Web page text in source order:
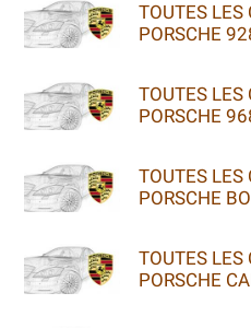
TOUTES LES
PORSCHE
TOUTES LES
PORSCHE
TOUTES LES
PORSCHE
TOUTES LES
PORSCHE